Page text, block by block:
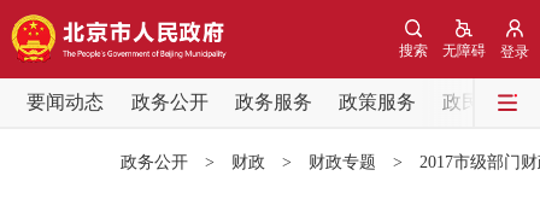
登录
无障碍
搜索
要闻动态 政务公开 政务服务 政策服务
政民互动
政务公开 > 财政 > 财政专题 > 2017市级部门